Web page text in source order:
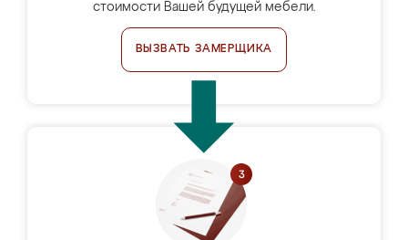
стоимости Вашей будущей мебели.
ВЫЗВАТЬ ЗАМЕРЩИКА